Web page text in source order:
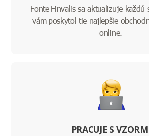
Fonte Finvalis sa aktualizuje každú
vám poskytol tie najlepšie
online.
PRACUJE S